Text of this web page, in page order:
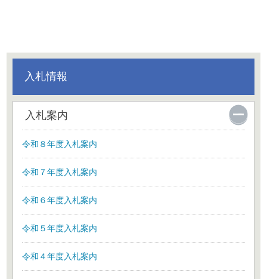
入札情報
入札案内
令和８年度入札案内
令和７年度入札案内
令和６年度入札案内
令和５年度入札案内
令和４年度入札案内